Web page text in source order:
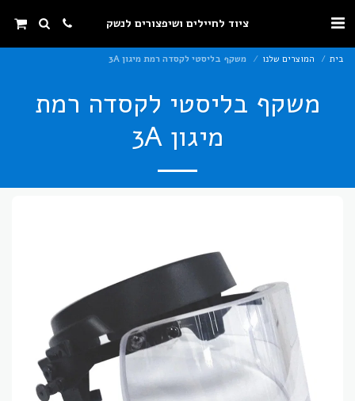
ציוד לחיילים ושיפצורים לנשק
בית המוצרים שלנו משקף בליסטי לקסדה רמת מיגון 3A
משקף בליסטי לקסדה רמת
מיגון 3A